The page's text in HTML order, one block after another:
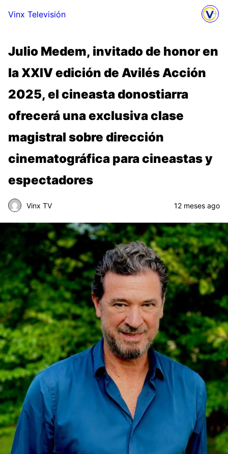
Vinx Televisión
Julio Medem, invitado de honor en
la XXIV edición de Avilés Acción
2025, el cineasta donostiarra
ofrecerá una exclusiva clase
magistral sobre dirección
cinematográfica para cineastas y
espectadores
Vinx TV 12 meses ago